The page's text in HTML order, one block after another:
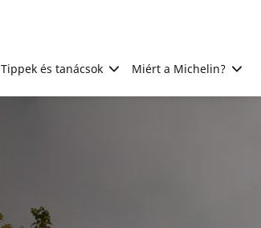
Tippek és tanácsok Miért a Michelin?